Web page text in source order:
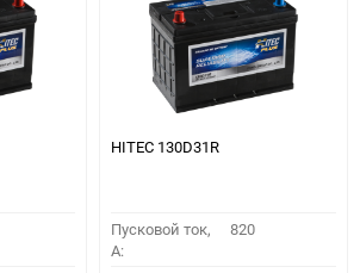
HITEC 130D31R
Пусковой ток,
A:
820